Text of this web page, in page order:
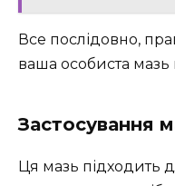
Все послідовно,
ваша особиста мазь
Застосування
Ця мазь підходить